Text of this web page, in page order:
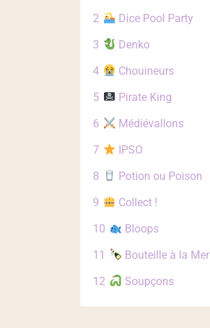
2
Dice Pool Party
3
Denko
4
Chouineurs
5
Pirate King
6
Médiévallons
7
IPSO
8
Potion ou Poison
9
Collect !
10
Bloops
11
Bouteille à la Mer
12
Soupçons